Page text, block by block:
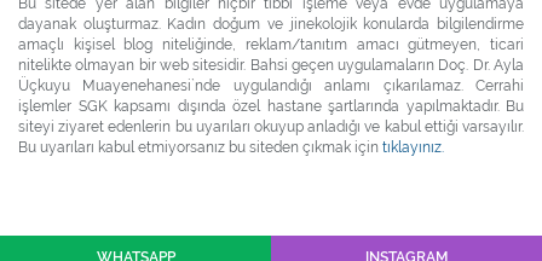
dayanak oluşturmaz. Kadın doğum ve jinekolojik konularda bilgilendirme
amaçlı kişisel blog niteliğinde, reklam/tanıtım amacı gütmeyen, ticari
nitelikte olmayan bir web sitesidir. Bahsi geçen uygulamaların Doç. Dr. Ayla
Üçkuyu Muayenehanesi`nde uygulandığı anlamı çıkarılamaz. Cerrahi
işlemler SGK kapsamı dışında özel hastane şartlarında yapılmaktadır. Bu
siteyi ziyaret edenlerin bu uyarıları okuyup anladığı ve kabul ettiği varsayılır.
Bu uyarıları kabul etmiyorsanız bu siteden çıkmak için tıklayınız.
WHATSAPP INSTAGRAM